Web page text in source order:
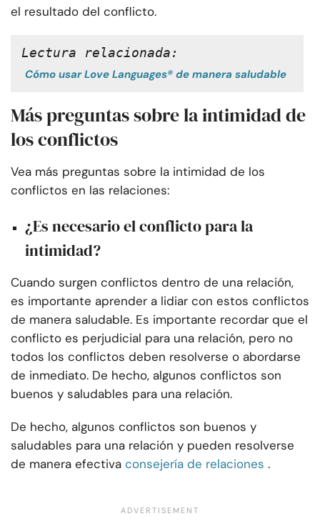
el resultado del conflicto.
Lectura relacionada:
Cómo usar Love Languages® de manera saludable
Más preguntas sobre la intimidad de
los conflictos
Vea más preguntas sobre la intimidad de los
conflictos en las relaciones:
¿Es necesario el conflicto para la
intimidad?
Cuando surgen conflictos dentro de una relación,
es importante aprender a lidiar con estos conflictos
de manera saludable. Es importante recordar que el
conflicto es perjudicial para una relación, pero no
todos los conflictos deben resolverse o abordarse
de inmediato. De hecho, algunos conflictos son
buenos y saludables para una relación.
De hecho, algunos conflictos son buenos y
saludables para una relación y pueden resolverse
de manera efectiva consejería de relaciones .